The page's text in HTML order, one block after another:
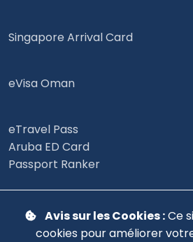
Singapore Arrival Card
eVisa Oman
eTravel Pass
Aruba ED Card
Passport Ranker
Avis sur les Cookies :Ce
cookies pour améliorer